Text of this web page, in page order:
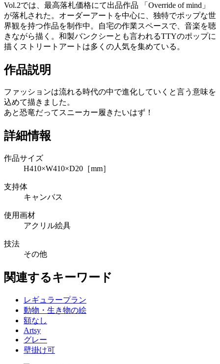
Vol.2では、最高落札価格にて出品作品 「Override of mind」
が落札された。オーダーアートを中心に、独特でポップな世
界観を持つ作品を制作中。自宅の作業スペースで、音楽を聴
きながら描く。和製バンクシーとも言われるTTYのポップに
描くストリートアートは多くの人気を集めている。
作品説明
ファッションは流れる時代の中で進化していくと言う意味を
込めて描きました。
あと恐竜だってスニーカー履きたいはず！
詳細情報
作品サイズ
H410×W410×D20［mm］
支持体
キャンバス
使用画材
アクリル絵具
技法
その他
関連するキーワード
レギュラープラン
動物・生き物の絵
額なし
Artsy
グレー
壁掛け可